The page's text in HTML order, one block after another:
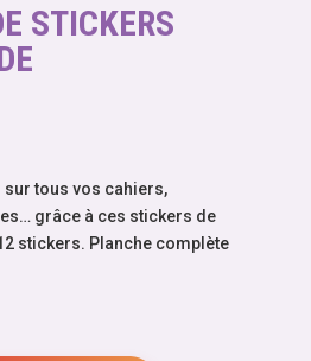
STICKERS
tous vos cahiers,
grâce à ces stickers de
stickers. Planche complète